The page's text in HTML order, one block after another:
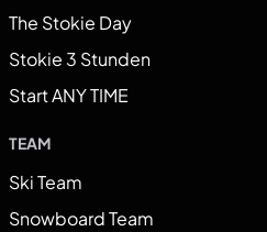
The Stokie Day
Stokie 3 Stunden
Start ANY TIME
TEAM
Ski Team
Snowboard Team